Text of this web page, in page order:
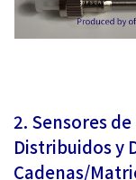
2. Sensores de
Distribuidos y
Cadenas/